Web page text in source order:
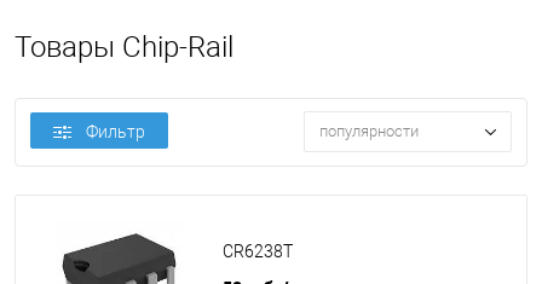
Товары Chip-Rail
Фильтр популярности
CR6238T